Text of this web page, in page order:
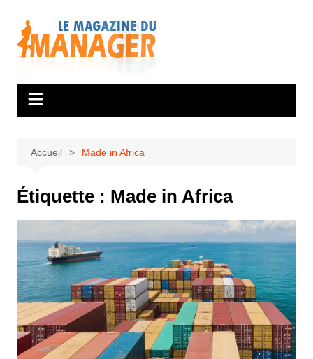
contenu
Accueil Made in Africa
Étiquette : Made in Africa